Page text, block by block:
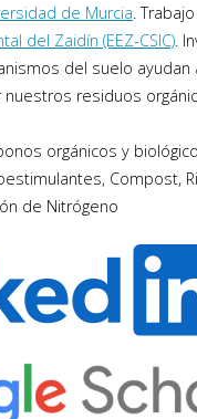
de Murcia.
del Zaidín (EEZ-CSIC).
del suelo ayudan
nuestros residuos
orgánicos y
Compost,
de Nitrógeno